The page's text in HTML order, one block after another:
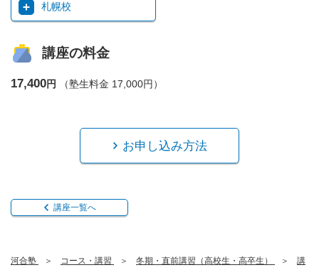
札幌校
講座の料金
17,400円 （塾生料金 17,000円）
お申し込み方法
講座一覧へ
河合塾 コース・講習 冬期・直前講習（高校生・高卒生）
講